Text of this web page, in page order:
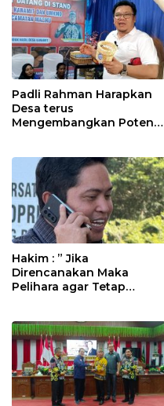
Padli Rahman Harapkan
Desa terus
Mengembangkan Potensi
Hakim : ” Jika
Direncanakan Maka
Pelihara agar Tetap